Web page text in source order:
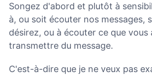
Songez d'abord et plutôt à
à, ou soit écouter nos messages,
désirez, ou à écouter ce que vous
transmettre du message.
C'est-à-dire que je ne veux pas